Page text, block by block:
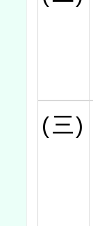
(三)